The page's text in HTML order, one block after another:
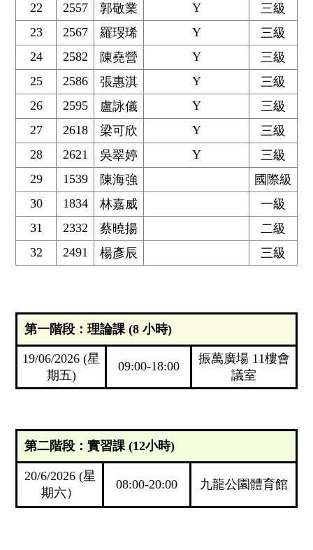
22
2557 郭敬業 Y
三級
23
2567 羅琝琋 Y
三級
24
2582 陳堯營 Y
三級
25
2586 張惠淇 Y
三級
26
2595 盧詠儀 Y
三級
27
2618 梁可欣 Y
三級
28
2621 吳翠婷 Y
三級
29
1539 陳海強
國際級
30
1834 林嘉威
一級
31
2332 蔡曉揚
二級
32
2491 楊彥辰 三級
第一階段：理論課 (8 小時)
19/06/2026 (星
期五)
09:00-18:00
振萬廣場 11樓會
議室
第二階段：實習課 (12小時)
20/6/2026 (星
期六）
08:00-20:00 九龍公園體育館